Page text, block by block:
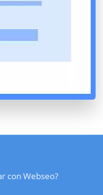
con Webseo?